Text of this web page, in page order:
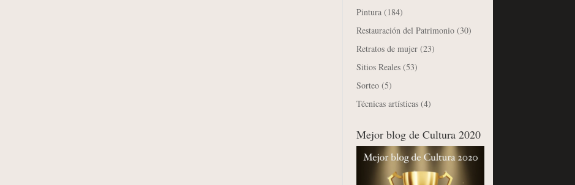
Pintura (184)
Restauración del Patrimonio (30)
Retratos de mujer (23)
Sitios Reales (53)
Sorteo (5)
Técnicas artísticas (4)
Mejor blog de Cultura 2020